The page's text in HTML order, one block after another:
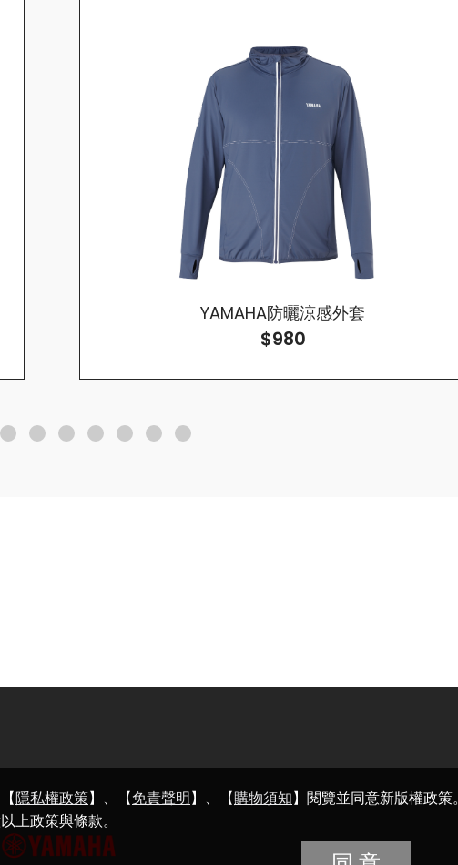
YAMAHA防曬涼感外套
$980
隱私權政策】、【免責聲明】、【購物須知】閱覽並同意新版權政策。
上政策與條款。